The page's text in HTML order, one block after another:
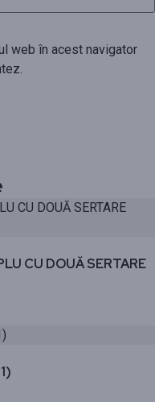
web în acest navigator
CU DOUĂ SERTARE